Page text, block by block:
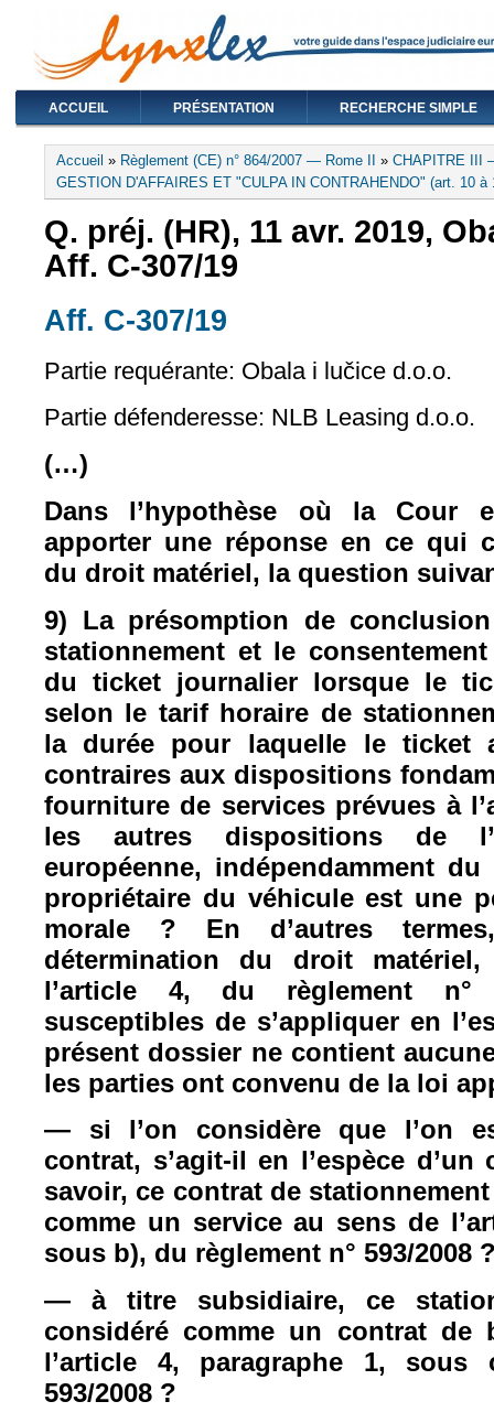
ACCUEIL PRÉSENTATION RECHERCHE SIMPLE
Vous êtes ici
Accueil » Règlement (CE) n° 864/2007 — Rome II » CHAPITRE III
GESTION D'AFFAIRES ET "CULPA IN CONTRAHENDO" (art. 10 à
Q. préj. (HR), 11 avr. 2019,
Aff. C-307/19
Aff. C-307/19
Partie requérante: Obala i lučice d.o.o.
Partie défenderesse: NLB Leasing d.o.o.
(…)
Dans l’hypothèse où la Cour
apporter une réponse en ce qui
du droit matériel, la question
9) La présomption de
stationnement et le
du ticket journalier lorsque le
selon le tarif horaire de
la durée pour laquelle le ticket
contraires aux dispositions
fourniture de services prévues à
les autres dispositions de
européenne, indépendamment
propriétaire du véhicule est une
morale ? En d’autres
détermination du droit
l’article 4, du règlement n°
susceptibles de s’appliquer en
présent dossier ne contient
les parties ont convenu de la loi
— si l’on considère que l’on
contrat, s’agit-il en l’espèce
savoir, ce contrat de
comme un service au sens de
sous b), du règlement n° 593/2008
— à titre subsidiaire, ce
considéré comme un contrat de
l’article 4, paragraphe 1, sous
593/2008 ?